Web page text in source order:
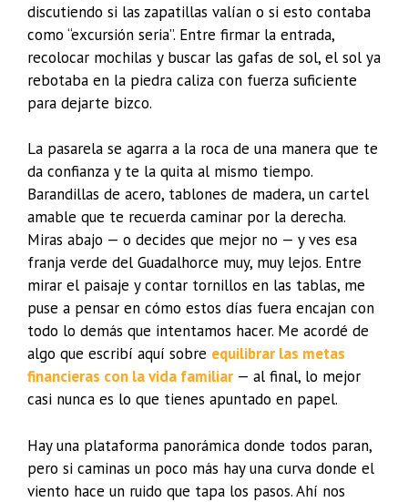
discutiendo si las zapatillas valían o si esto contaba
como “excursión seria”. Entre firmar la entrada,
recolocar mochilas y buscar las gafas de sol, el sol ya
rebotaba en la piedra caliza con fuerza suficiente
para dejarte bizco.
La pasarela se agarra a la roca de una manera que te
da confianza y te la quita al mismo tiempo.
Barandillas de acero, tablones de madera, un cartel
amable que te recuerda caminar por la derecha.
Miras abajo — o decides que mejor no — y ves esa
franja verde del Guadalhorce muy, muy lejos. Entre
mirar el paisaje y contar tornillos en las tablas, me
puse a pensar en cómo estos días fuera encajan con
todo lo demás que intentamos hacer. Me acordé de
algo que escribí aquí sobre equilibrar las metas
financieras con la vida familiar — al final, lo mejor
casi nunca es lo que tienes apuntado en papel.
Hay una plataforma panorámica donde todos paran,
pero si caminas un poco más hay una curva donde el
viento hace un ruido que tapa los pasos. Ahí nos